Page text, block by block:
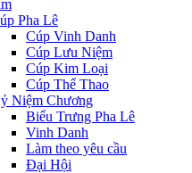
Pha Lê
Cúp Vinh Danh
Cúp Lưu Niệm
Cúp Kim Loại
Cúp Thể Thao
Niệm Chương
Biểu Trưng Pha Lê
Vinh Danh
Làm theo yêu cầu
Đại Hội